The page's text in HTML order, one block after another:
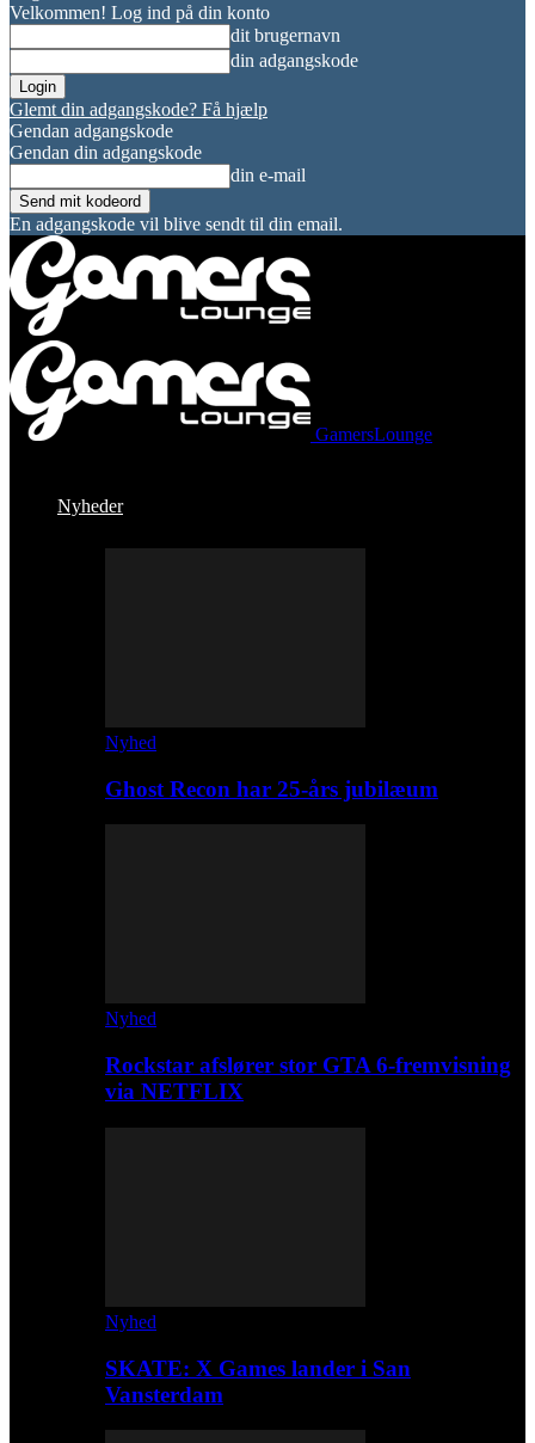
Velkommen! Log ind på din konto
dit brugernavn
din adgangskode
Glemt din adgangskode? Få hjælp
Gendan adgangskode
Gendan din adgangskode
din e-mail
En adgangskode vil blive sendt til din email.
GamersLounge
Nyheder
Nyhed
Ghost Recon har 25-års jubilæum
Nyhed
Rockstar afslører stor GTA 6-fremvisning
via NETFLIX
Nyhed
SKATE: X Games lander i San
Vansterdam